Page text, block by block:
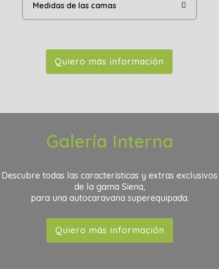
Medidas de las camas
Quiero más información
Galería Interna
Descubre todas las características y extras exclusivos
de la gama Siena,
para una autocaravana superequipada.
Quiero más información